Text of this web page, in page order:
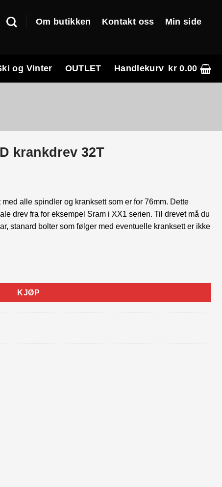
Om butikken Kontakt oss Min side
og Vinter OUTLET Handlekurv kr0.00
krankdrev 32T
alle spindler og kranksett som er for 76mm. Dette
drev fra for eksempel Sram i XX1 serien. Til drevet må du
stanard bolter som følger med eventuelle kranksett er ikke
KJØP